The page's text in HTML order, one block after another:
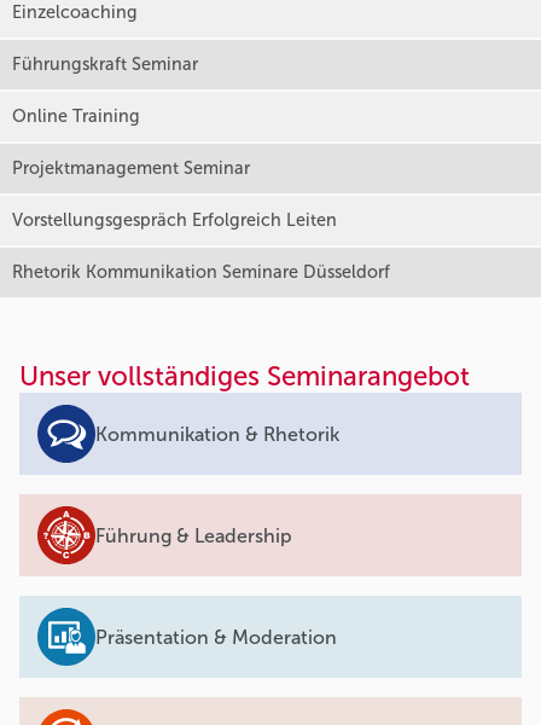
Einzelcoaching
Führungskraft Seminar
Online Training
Projektmanagement Seminar
Vorstellungsgespräch Erfolgreich Leiten
Rhetorik Kommunikation Seminare Düsseldorf
Unser vollständiges Seminarangebot
Kommunikation & Rhetorik
Führung & Leadership
Präsentation & Moderation